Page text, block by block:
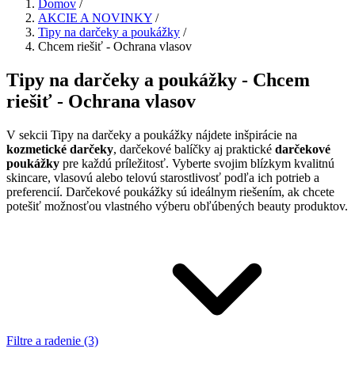
Domov /
AKCIE A NOVINKY /
Tipy na darčeky a poukážky /
Chcem riešiť - Ochrana vlasov
Tipy na darčeky a poukážky - Chcem
riešiť - Ochrana vlasov
V sekcii Tipy na darčeky a poukážky nájdete inšpirácie na
kozmetické darčeky, darčekové balíčky aj praktické darčekové
poukážky pre každú príležitosť. Vyberte svojim blízkym kvalitnú
skincare, vlasovú alebo telovú starostlivosť podľa ich potrieb a
preferencií. Darčekové poukážky sú ideálnym riešením, ak chcete
potešiť možnosťou vlastného výberu obľúbených beauty produktov.
Filtre a radenie (3)